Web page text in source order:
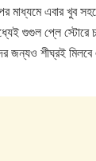
মাধ্যমে এবার খুব
গুগুল প্লে
শীঘ্রই মিলবে